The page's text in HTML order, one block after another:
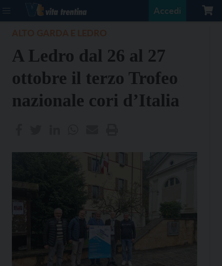
Accedi
A Ledro dal 26 al 27
ottobre il terzo Trofeo
nazionale cori d’Italia